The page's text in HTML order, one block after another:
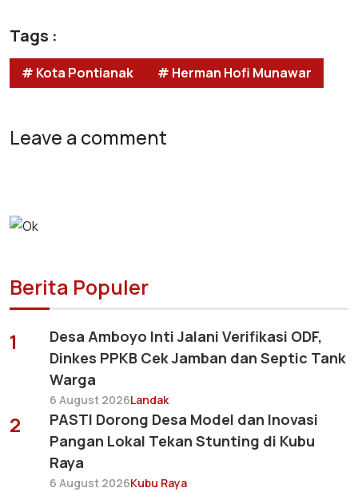
Tags :
# Kota Pontianak # Herman Hofi Munawar
Leave a comment
Berita Populer
1
Desa Amboyo Inti Jalani Verifikasi ODF,
Dinkes PPKB Cek Jamban dan Septic Tank
Warga
6 August 2026Landak
2
PASTI Dorong Desa Model dan Inovasi
Pangan Lokal Tekan Stunting di Kubu
Raya
6 August 2026Kubu Raya